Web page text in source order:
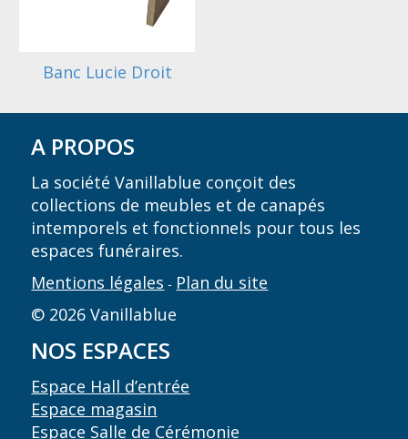
Banc Lucie Droit
A PROPOS
La société Vanillablue conçoit des
collections de meubles et de canapés
intemporels et fonctionnels pour tous les
espaces funéraires.
Mentions légales - Plan du site
© 2026 Vanillablue
NOS ESPACES
Espace Hall d’entrée
Espace magasin
Espace Salle de Cérémonie